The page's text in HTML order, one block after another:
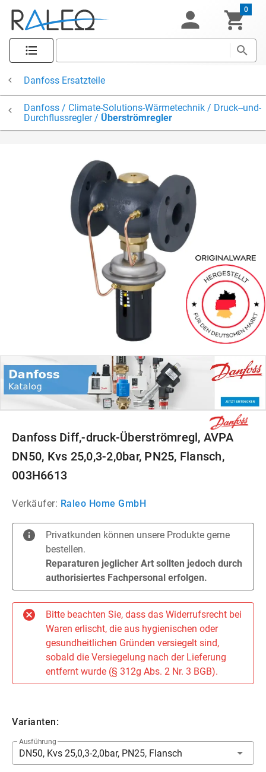
0
Danfoss Ersatzteile
Danfoss / Climate-Solutions-Wärmetechnik / Druck--und-
Durchflussregler / Überströmregler
Danfoss Diff,-druck-Überströmregl, AVPA
DN50, Kvs 25,0,3-2,0bar, PN25, Flansch,
003H6613
Verkäufer: Raleo Home GmbH
Privatkunden können unsere Produkte gerne
bestellen.
Reparaturen jeglicher Art sollten jedoch durch
authorisiertes Fachpersonal erfolgen.
Bitte beachten Sie, dass das Widerrufsrecht bei
Waren erlischt, die aus hygienischen oder
gesundheitlichen Gründen versiegelt sind,
sobald die Versiegelung nach der Lieferung
entfernt wurde (§ 312g Abs. 2 Nr. 3 BGB).
Varianten:
Ausführung
DN50, Kvs 25,0,3-2,0bar, PN25, Flansch